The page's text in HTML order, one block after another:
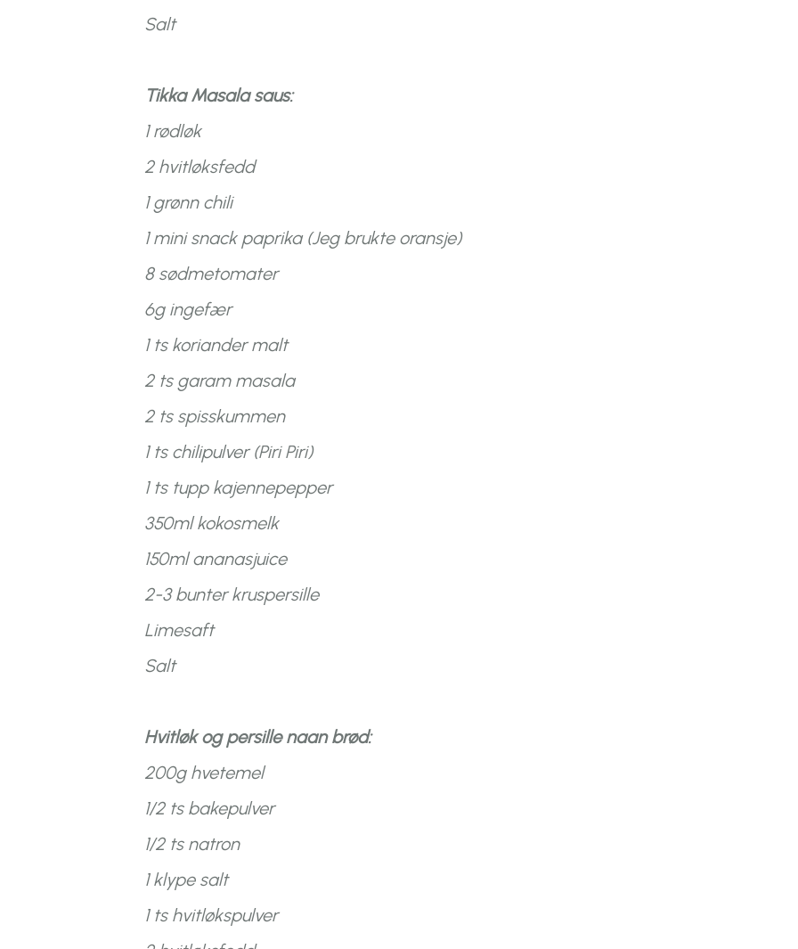
Salt
Tikka Masala saus:
1 rødløk
2 hvitløksfedd
1 grønn chili
1 mini snack paprika (Jeg brukte oransje)
8 sødmetomater
6g ingefær
1 ts koriander malt
2 ts garam masala
2 ts spisskummen
1 ts chilipulver (Piri Piri)
1 ts tupp kajennepepper
350ml kokosmelk
150ml ananasjuice
2-3 bunter kruspersille
Limesaft
Salt
Hvitløk og persille naan brød:
200g hvetemel
1/2 ts bakepulver
1/2 ts natron
1 klype salt
1 ts hvitløkspulver